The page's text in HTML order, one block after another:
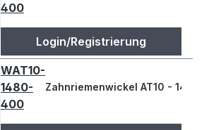
400
Login/Registrierung
WAT10-
1480-
400
Zahnriemenwickel AT10 - 1480